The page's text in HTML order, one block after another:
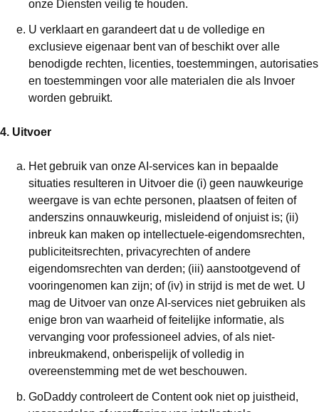
onze Diensten veilig te houden.
U verklaart en garandeert dat u de volledige en
exclusieve eigenaar bent van of beschikt over alle
benodigde rechten, licenties, toestemmingen, autorisaties
en toestemmingen voor alle materialen die als Invoer
worden gebruikt.
4. Uitvoer
Het gebruik van onze AI-services kan in bepaalde
situaties resulteren in Uitvoer die (i) geen nauwkeurige
weergave is van echte personen, plaatsen of feiten of
anderszins onnauwkeurig, misleidend of onjuist is; (ii)
inbreuk kan maken op intellectuele-eigendomsrechten,
publiciteitsrechten, privacyrechten of andere
eigendomsrechten van derden; (iii) aanstootgevend of
vooringenomen kan zijn; of (iv) in strijd is met de wet. U
mag de Uitvoer van onze AI-services niet gebruiken als
enige bron van waarheid of feitelijke informatie, als
vervanging voor professioneel advies, of als niet-
inbreukmakend, onberispelijk of volledig in
overeenstemming met de wet beschouwen.
GoDaddy controleert de Content ook niet op juistheid,